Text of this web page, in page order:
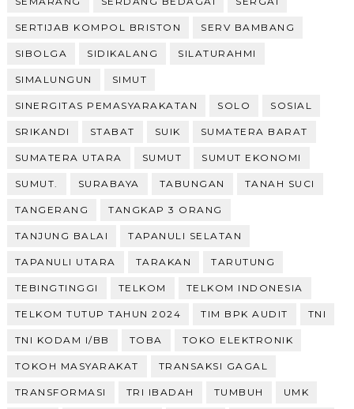
SERTIJAB KOMPOL BRISTON SERV BAMBANG
SIBOLGA SIDIKALANG SILATURAHMI
SIMALUNGUN SIMUT
SINERGITAS PEMASYARAKATAN SOLO SOSIAL
SRIKANDI STABAT SUIK SUMATERA BARAT
SUMATERA UTARA SUMUT SUMUT EKONOMI
SUMUT. SURABAYA TABUNGAN TANAH SUCI
TANGERANG TANGKAP 3 ORANG
TANJUNG BALAI TAPANULI SELATAN
TAPANULI UTARA TARAKAN TARUTUNG
TEBINGTINGGI TELKOM TELKOM INDONESIA
TELKOM TUTUP TAHUN 2024 TIM BPK AUDIT TNI
TNI KODAM I/BB TOBA TOKO ELEKTRONIK
TOKOH MASYARAKAT TRANSAKSI GAGAL
TRANSFORMASI TRI IBADAH TUMBUH UMK